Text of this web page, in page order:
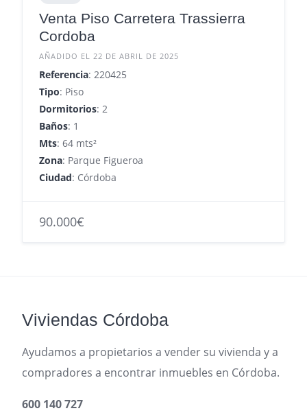
Venta Piso Carretera Trassierra
Cordoba
AÑADIDO EL 22 DE ABRIL DE 2025
Referencia: 220425
Tipo: Piso
Dormitorios: 2
Baños: 1
Mts: 64 mts²
Zona: Parque Figueroa
Ciudad: Córdoba
90.000€
Viviendas Córdoba
Ayudamos a propietarios a vender su vivienda y a
compradores a encontrar inmuebles en Córdoba.
600 140 727